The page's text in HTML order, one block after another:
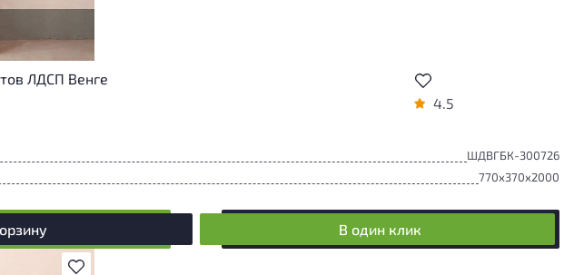
ЛДСП Венге
4.5
ШДВГБК-300726
770x370x2000
В один клик
В избранное